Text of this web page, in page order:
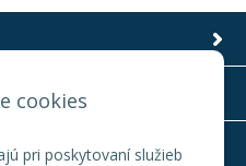
cookies
pri poskytovaní služieb